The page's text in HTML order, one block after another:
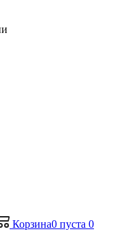
Корзина0 пуста 0